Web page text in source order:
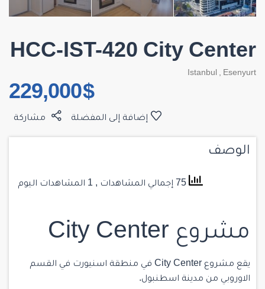
HCC-IST-420 City Center
Istanbul , Esenyurt
$ 229,000
مشاركة إضافة إلى المفضلة
الوصف
, 1 المشاهدات اليوم
مشروع City Center
يقع مشروع City Center في منطقة اسنيورت في القسم
الاوروبي من مدينة اسطنبول.